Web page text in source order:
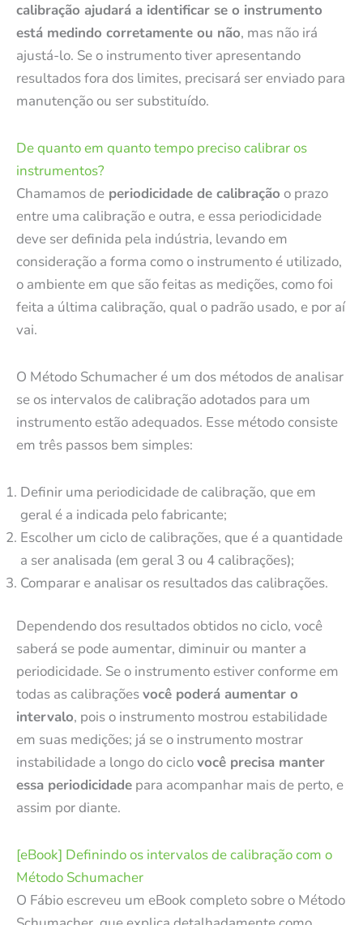
calibração ajudará a identificar se o instrumento
está medindo corretamente ou não, mas não irá
ajustá-lo. Se o instrumento tiver apresentando
resultados fora dos limites, precisará ser enviado para
manutenção ou ser substituído.
De quanto em quanto tempo preciso calibrar os
instrumentos?
Chamamos de periodicidade de calibração o prazo
entre uma calibração e outra, e essa periodicidade
deve ser definida pela indústria, levando em
consideração a forma como o instrumento é utilizado,
o ambiente em que são feitas as medições, como foi
feita a última calibração, qual o padrão usado, e por aí
vai.
O Método Schumacher é um dos métodos de analisar
se os intervalos de calibração adotados para um
instrumento estão adequados. Esse método consiste
em três passos bem simples:
Definir uma periodicidade de calibração, que em
geral é a indicada pelo fabricante;
Escolher um ciclo de calibrações, que é a quantidade
a ser analisada (em geral 3 ou 4 calibrações);
Comparar e analisar os resultados das calibrações.
Dependendo dos resultados obtidos no ciclo, você
saberá se pode aumentar, diminuir ou manter a
periodicidade. Se o instrumento estiver conforme em
todas as calibraçõesvocê poderá aumentar o
intervalo, pois o instrumento mostrou estabilidade
em suas medições; já se o instrumento mostrar
instabilidade a longo do ciclovocê precisa manter
essa periodicidade para acompanhar mais de perto, e
assim por diante.
[eBook] Definindo os intervalos de calibração com o
Método Schumacher
O Fábio escreveu um eBook completo sobre o Método